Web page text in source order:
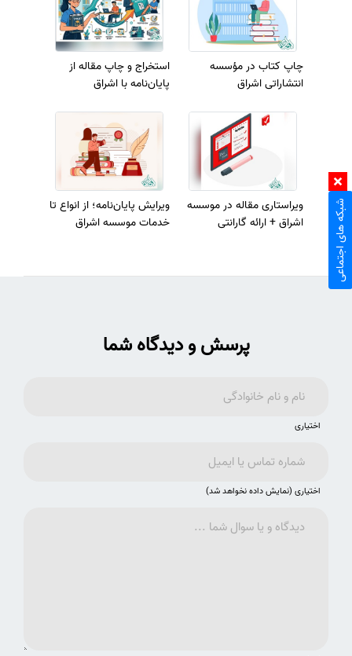
چاپ کتاب در مؤسسه
انتشاراتی اشراق
استخراج و چاپ مقاله از
پایان‌نامه با اشراق
ویراستاری مقاله در موسسه
اشراق + ارائه گارانتی
ویرایش پایان‌نامه؛ از انواع تا
خدمات موسسه اشراق
پرسش و دیدگاه شما
اختیاری
اختیاری (نمایش داده نخواهد شد)
شبکه های اجتماعی